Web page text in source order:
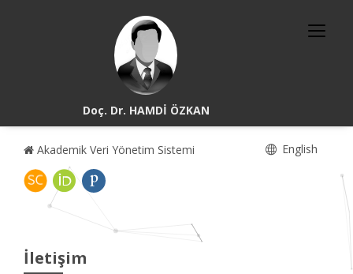
Doç. Dr. HAMDİ ÖZKAN
Akademik Veri Yönetim Sistemi English
İletişim